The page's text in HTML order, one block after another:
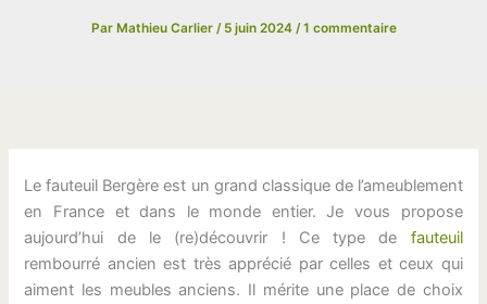
Par Mathieu Carlier / 5 juin 2024 /1 commentaire
Le fauteuil Bergère est un grand classique de l’ameublement
en France et dans le monde entier. Je vous propose
aujourd’hui de le (re)découvrir ! Ce type de fauteuil
rembourré ancien est très apprécié par celles et ceux qui
aiment les meubles anciens. Il mérite une place de choix